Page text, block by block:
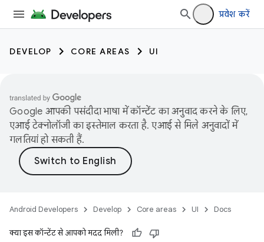
प्रवेश करें
DEVELOP CORE AREAS UI
Google आपकी पसंदीदा भाषा में कॉन्टेंट का अनुवाद करने के लिए,
एआई टेक्नोलॉजी का इस्तेमाल करता है. एआई से मिले अनुवादों में
गलतियां हो सकती हैं.
Android Developers Develop Core areas UI Docs
क्या इस कॉन्टेंट से आपको मदद मिली?